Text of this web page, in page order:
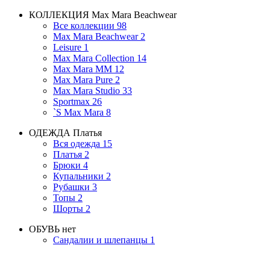
КОЛЛЕКЦИЯ Max Mara Beachwear
Все коллекции 98
Max Mara Beachwear 2
Leisure 1
Max Mara Collection 14
Max Mara MM 12
Max Mara Pure 2
Max Mara Studio 33
Sportmax 26
`S Max Mara 8
ОДЕЖДА Платья
Вся одежда 15
Платья 2
Брюки 4
Купальники 2
Рубашки 3
Топы 2
Шорты 2
ОБУВЬ нет
Сандалии и шлепанцы 1